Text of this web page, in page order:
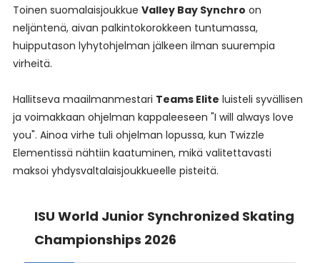
Toinen suomalaisjoukkue Valley Bay Synchro on
neljäntenä, aivan palkintokorokkeen tuntumassa,
huipputason lyhytohjelman jälkeen ilman suurempia
virheitä.
Hallitseva maailmanmestari Teams Elite luisteli syvällisen
ja voimakkaan ohjelman kappaleeseen "I will always love
you". Ainoa virhe tuli ohjelman lopussa, kun Twizzle
Elementissä nähtiin kaatuminen, mikä valitettavasti
maksoi yhdysvaltalaisjoukkueelle pisteitä.
ISU World Junior Synchronized Skating
Championships 2026